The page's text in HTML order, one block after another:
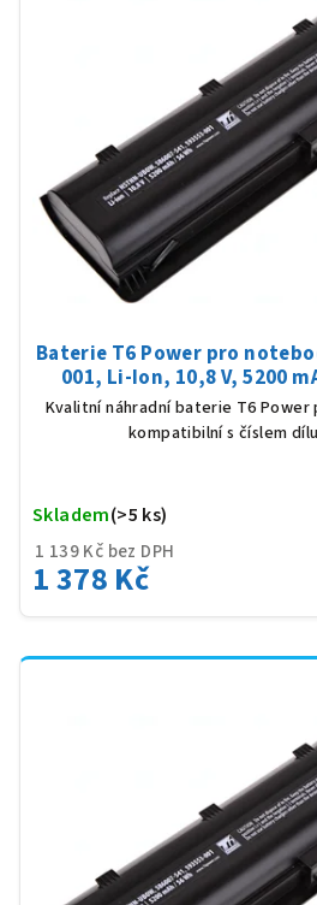
Baterie T6 Power pro
001, Li-Ion, 10,8 V, 5200
Kvalitní náhradní baterie T6
kompatibilní s číslem
1 139 Kč bez DPH
1 378 Kč
Skladem(>5 ks)